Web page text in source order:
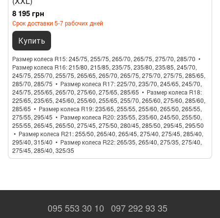
8 195 грн
Срок доставки 5-7 рабочих дней
Купить
Размер колеса R15 245/75, 255/75, 265/70, 265/75, 275/70, 285/70
Размер колеса R16 215/80, 215/85, 235/75, 235/80, 235/85, 245/70,
245/75, 255/70, 255/75, 265/65, 265/70, 265/75, 275/70, 275/75, 285/65,
285/70, 285/75
Размер колеса R17 225/70, 235/70, 245/65, 245/70,
245/75, 255/65, 265/70, 275/60, 275/65, 285/65
Размер колеса R18
225/65, 235/65, 245/60, 255/60, 255/65, 255/70, 265/60, 275/60, 285/60,
285/65
Размер колеса R19 235/65, 255/55, 255/60, 265/50, 265/55,
275/55, 295/45
Размер колеса R20 235/55, 235/60, 245/50, 255/50,
255/55, 265/45, 265/50, 275/45, 275/50, 280/45, 285/50, 295/45, 295/50
Размер колеса R21 255/50, 265/40, 265/45, 275/40, 275/45, 285/40,
295/40, 315/40
Размер колеса R22 265/35, 265/40, 275/35, 275/40,
275/45, 285/40, 325/35
095 553 30 10 097 292 93 35